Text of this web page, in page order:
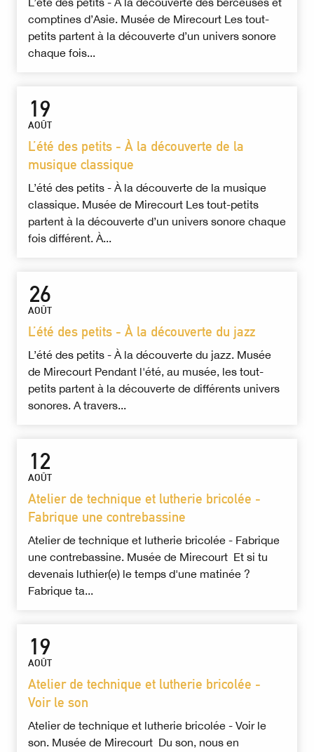
comptines d’Asie. Musée de Mirecourt Les tout-
petits partent à la découverte d’un univers sonore
chaque fois...
19
AOÛT
L’été des petits - À la découverte de la
musique classique
L’été des petits - À la découverte de la musique
classique. Musée de Mirecourt Les tout-petits
partent à la découverte d’un univers sonore chaque
fois différent. À...
26
AOÛT
L’été des petits - À la découverte du jazz
L’été des petits - À la découverte du jazz. Musée
de Mirecourt Pendant l'été, au musée, les tout-
petits partent à la découverte de différents univers
sonores. A travers...
12
AOÛT
Atelier de technique et lutherie bricolée -
Fabrique une contrebassine
Atelier de technique et lutherie bricolée - Fabrique
une contrebassine. Musée de Mirecourt Et si tu
devenais luthier(e) le temps d'une matinée ?
Fabrique ta...
19
AOÛT
Atelier de technique et lutherie bricolée -
Voir le son
Atelier de technique et lutherie bricolée - Voir le
son. Musée de Mirecourt Du son, nous en